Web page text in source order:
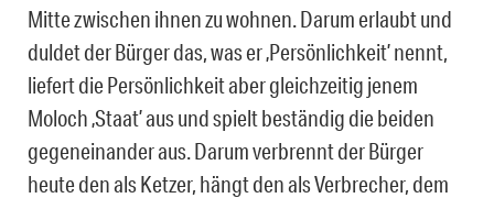
Mitte zwischen ihnen zu wohnen. Darum erlaubt und
duldet der Bürger das, was er ‚Persönlichkeit’ nennt,
liefert die Persönlichkeit aber gleichzeitig jenem
Moloch ‚Staat’ aus und spielt beständig die beiden
gegeneinander aus. Darum verbrennt der Bürger
heute den als Ketzer, hängt den als Verbrecher, dem